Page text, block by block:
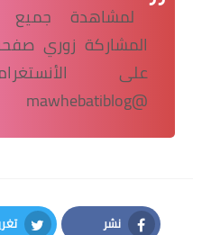
لمشاهدة جميع
المشاركة زوري
على
@mawhebatiblog
نشر